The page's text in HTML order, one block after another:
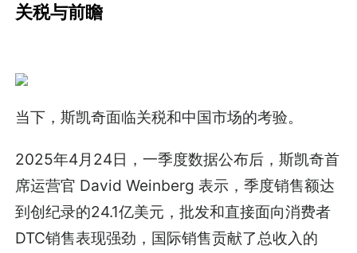
关税与前瞻
当下，斯凯奇面临关税和中国市场的考验。
2025年4月24日，一季度数据公布后，斯凯奇首
席运营官 David Weinberg 表示，季度销售额达
到创纪录的24.1亿美元，批发和直接面向消费者
DTC销售表现强劲，国际销售贡献了总收入的